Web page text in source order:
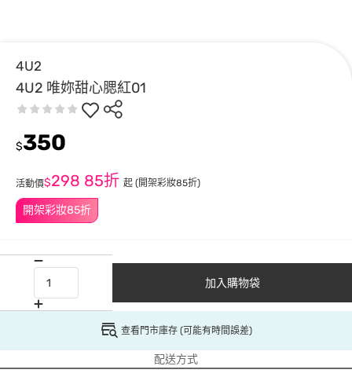
4U2
4U2 唯妳甜心腮紅01
開架彩妝85折
$350
活動價$298 85折 起 (開架彩妝85折)
加入購物袋
查看門市庫存 (可能有時間誤差)
配送方式